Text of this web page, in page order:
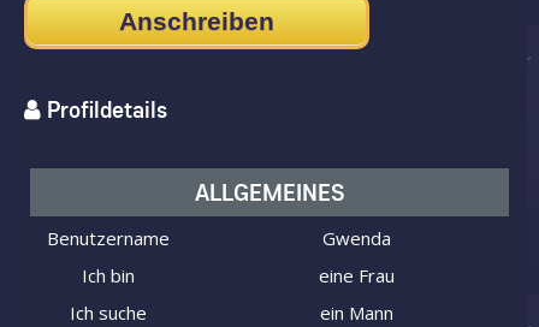
Anschreiben
Profildetails
ALLGEMEINES
Benutzername
Gwenda
Ich bin
eine Frau
Ich suche
ein Mann